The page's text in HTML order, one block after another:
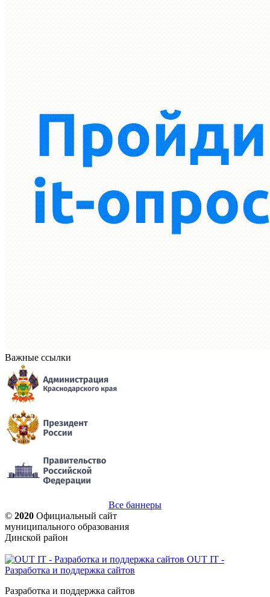
Важные ссылки
Все баннеры
© 2020 Официальный сайт
муниципального образования
Динской район
OUT IT -
Разработка и поддержка сайтов
Разработка и поддержка сайтов